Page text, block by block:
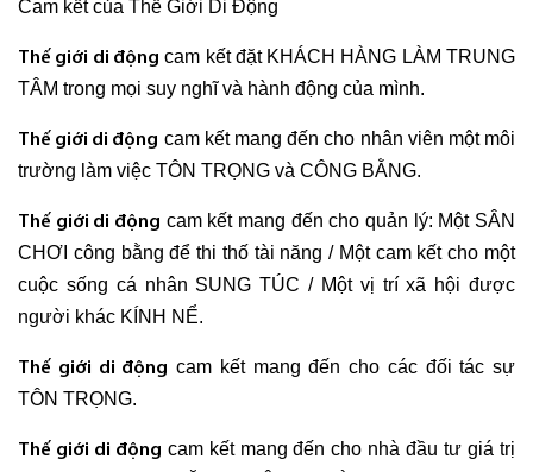
Cam kết của Thế Giới Di Động
Thế giới di động cam kết đặt KHÁCH HÀNG LÀM TRUNG
TÂM trong mọi suy nghĩ và hành động của mình.
Thế giới di động cam kết mang đến cho nhân viên một môi
trường làm việc TÔN TRỌNG và CÔNG BẰNG.
Thế giới di động cam kết mang đến cho quản lý: Một SÂN
CHƠI công bằng để thi thố tài năng / Một cam kết cho một
cuộc sống cá nhân SUNG TÚC / Một vị trí xã hội được
người khác KÍNH NỂ.
Thế giới di động cam kết mang đến cho các đối tác sự
TÔN TRỌNG.
Thế giới di động cam kết mang đến cho nhà đầu tư giá trị